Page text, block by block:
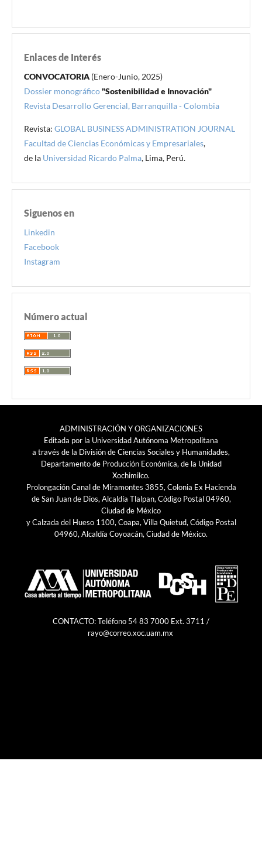
Enlaces de Interés
CONVOCATORIA (Enero-Junio, 2025)
Dossier monográfico"Sostenibilidad e Innovación"
Revista Desarrollo Gerencial, Barranquilla - Colombia
Revista: GLOBAL BUSINESS ADMINISTRATION JOURNAL
Facultad de Ciencias Económicas y Empresariales,
de la Universidad Ricardo Palma, Lima, Perú.
Siguenos en
Linkedin
Facebook
Instagram
Número actual
ADMINISTRACIÓN Y ORGANIZACIONES
Editada por la Universidad Autónoma Metropolitana
a través de la División de Ciencias Sociales y Humanidades,
Departamento de Producción Económica, de la Unidad
Xochimilco.
Prolongación Canal de Miramontes 3855, Colonia Ex Hacienda
de San Juan de Dios, Alcaldía Tlalpan, Código Postal 04960,
Ciudad de México
y Calzada del Hueso 1100, Coapa, Villa Quietud, Código Postal
04960, Alcaldía Coyoacán, Ciudad de México.
CONTACTO: Teléfono 54 83 7000 Ext. 3711 /
rayo@correo.xoc.uam.mx